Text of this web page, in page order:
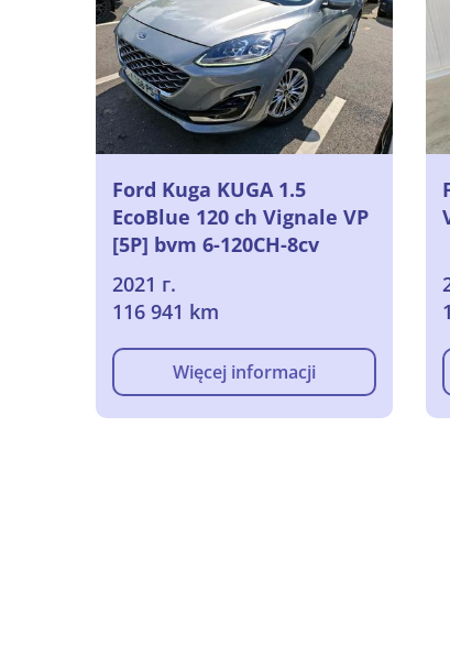
Ford Kuga KUGA 1.5
EcoBlue 120 ch Vignale VP
[5P] bvm 6-120CH-8cv
(SUV), 2021
2021 г.
116 941 km
Więcej informacji